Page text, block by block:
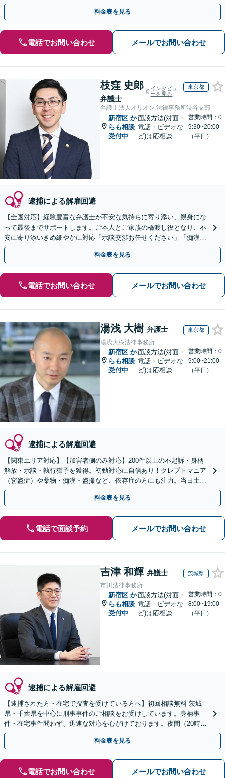
弁護士の腕次第で変わります【初回相談無料】
料金表を見る
電話でお問い合わせ メールでお問い合わせ
枝窪 史郎
弁護士
インタビュ
ーを見る
東京都
弁護士法人オリオン 法律事務所渋谷支部
新宿区 か
らも相談
受付中
面談方法(対面・
電話・ビデオな
ど)は応相談
営業時間：0
9:30~20:00
（平日）
逮捕による解雇回避
【全国対応】経験豊富な弁護士が不安な気持ちに寄り添い、親身にな
って最後までサポートします。ご本人とご家族の橋渡し役となり、不
安に寄り添いきめ細やかに対応「示談交渉お任せください」「痴漢／
盗撮／暴行・傷害／窃盗／薬物」【完全個室対応】
料金表を見る
電話でお問い合わせ メールでお問い合わせ
湯浅 大樹 弁護士 東京都
湯浅大樹法律事務所
新宿区 か
らも相談
受付中
面談方法(対面・
電話・ビデオな
ど)は応相談
営業時間：0
9:00~21:00
（平日）
逮捕による解雇回避
【関東エリア対応】【加害者側のみ対応】200件以上の不起訴・身柄
解放・示談・執行猶予を獲得。初動対応に自信あり！クレプトマニア
（窃盗症）や薬物・痴漢・盗撮など、依存症の方にも注力。当日土日
祝対応可。クリニックと連携し更生・治療までサポート
料金表を見る
電話で面談予約 メールでお問い合わせ
吉津 和輝 弁護士 茨城県
市川法律事務所
新宿区 か
らも相談
受付中
面談方法(対面・
電話・ビデオな
ど)は応相談
営業時間：0
8:00~19:00
（平日）
逮捕による解雇回避
【逮捕された方・在宅で捜査を受けている方へ】初回相談無料 茨城
県・千葉県を中心に刑事事件のご相談をお受けしています。身柄事
件・在宅事件問わず、迅速な対応を心がけております。夜間（20時ま
で）休日のご相談にも対応しています。
料金表を見る
電話でお問い合わせ メールでお問い合わせ